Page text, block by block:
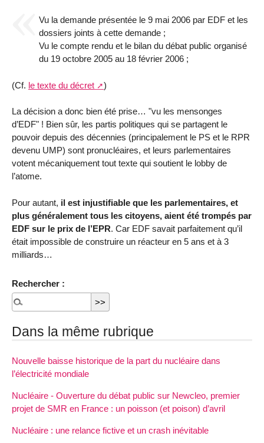
Vu la demande présentée le 9 mai 2006 par EDF et les
dossiers joints à cette demande ;
Vu le compte rendu et le bilan du débat public organisé
du 19 octobre 2005 au 18 février 2006 ;
(Cf. le texte du décret )
La décision a donc bien été prise… "vu les mensonges
d’EDF" ! Bien sûr, les partis politiques qui se partagent le
pouvoir depuis des décennies (principalement le PS et le RPR
devenu UMP) sont pronucléaires, et leurs parlementaires
votent mécaniquement tout texte qui soutient le lobby de
l’atome.
Pour autant, il est injustifiable que les parlementaires, et
plus généralement tous les citoyens, aient été trompés par
EDF sur le prix de l’EPR. Car EDF savait parfaitement qu’il
était impossible de construire un réacteur en 5 ans et à 3
milliards…
Rechercher :
Dans la même rubrique
Nouvelle baisse historique de la part du nucléaire dans
l’électricité mondiale
Nucléaire - Ouverture du débat public sur Newcleo, premier
projet de SMR en France : un poisson (et poison) d’avril
Nucléaire : une relance fictive et un crash inévitable